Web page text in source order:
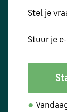
Stel je
Stuur je
●